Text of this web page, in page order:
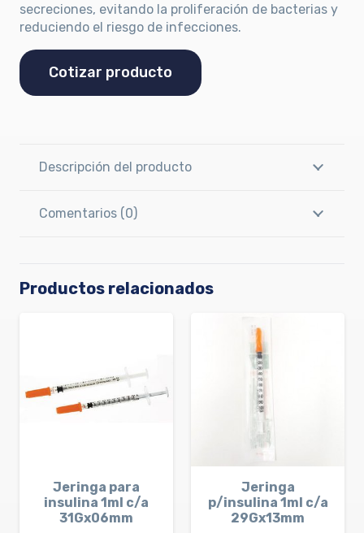
secreciones, evitando la proliferación de bacterias y
reduciendo el riesgo de infecciones.
Cotizar producto
Descripción del producto
Comentarios (0)
Productos relacionados
Jeringa para
insulina 1ml c/a
31Gx06mm
Jeringa
p/insulina 1ml c/a
29Gx13mm